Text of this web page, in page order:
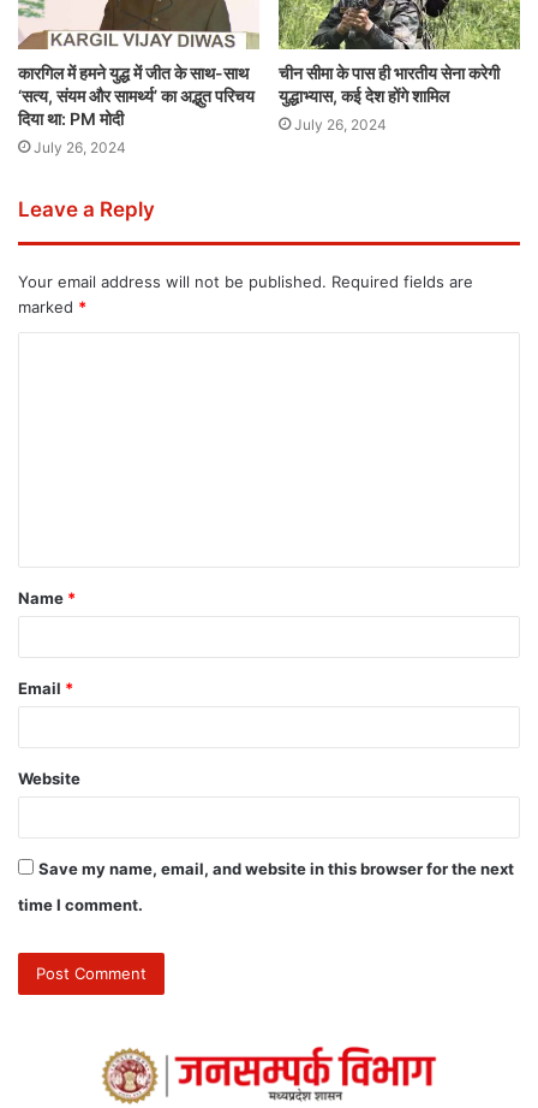
कारगिल में हमने युद्ध में जीत के साथ-साथ
‘सत्य, संयम और सामर्थ्य’ का अद्भुत परिचय
दिया था: PM मोदी
July 26, 2024
चीन सीमा के पास ही भारतीय सेना करेगी
युद्धाभ्यास, कई देश होंगे शामिल
July 26, 2024
Leave a Reply
Your email address will not be published. Required fields are
marked *
Name *
Email *
Website
Save my name, email, and website in this browser for the next
time I comment.